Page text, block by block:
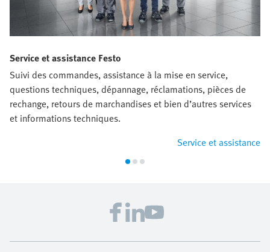
Service et assistance Festo
Suivi des commandes, assistance à la mise en service,
questions techniques, dépannage, réclamations, pièces de
rechange, retours de marchandises et bien d’autres services
et informations techniques.
Service et assistance